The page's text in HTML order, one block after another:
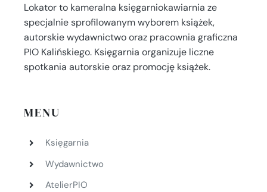
Lokator to kameralna księgarniokawiarnia ze
specjalnie sprofilowanym wyborem książek,
autorskie wydawnictwo oraz pracownia graficzna
PIO Kalińskiego. Księgarnia organizuje liczne
spotkania autorskie oraz promocję książek.
MENU
Księgarnia
Wydawnictwo
AtelierPIO